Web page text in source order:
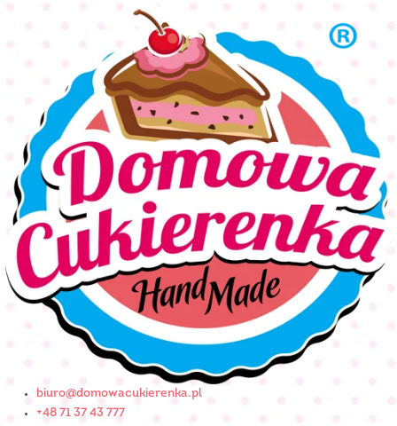
biuro@domowacukierenka.pl
+48 71 37 43 777